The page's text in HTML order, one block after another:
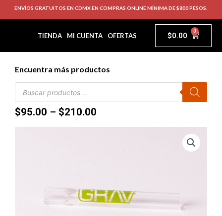
ENVÍOS GRATUITOS EN CDMX EN COMPRAS ONLINE MÍNIMA DE $800 PESOS.
TIENDA MI CUENTA OFERTAS $0.00 0
Encuentra más productos
$95.00 – $210.00